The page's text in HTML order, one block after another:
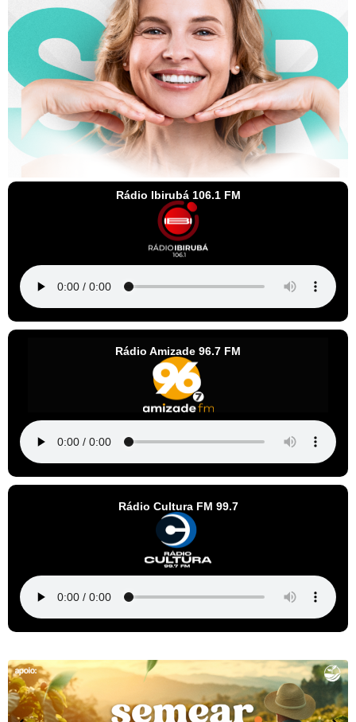
Rádio Ibirubá 106.1 FM
Rádio Amizade 96.7 FM
Rádio Cultura FM 99.7